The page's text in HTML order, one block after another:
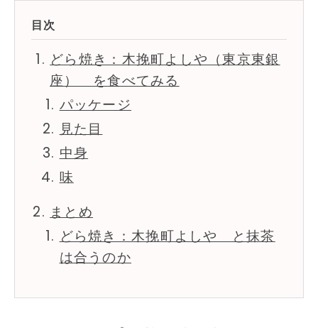
どら焼き：木挽町よしや（東京東銀
座） を食べてみる
パッケージ
見た目
中身
味
まとめ
どら焼き：木挽町よしや と抹茶
は合うのか